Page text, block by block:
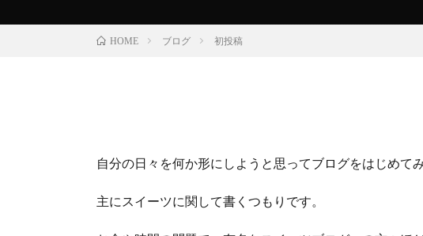
HOME ブログ 初投稿
自分の日々を何か形にしようと思ってブログをはじめて
主にスイーツに関して書くつもりです。